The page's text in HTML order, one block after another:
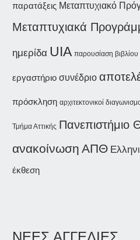
παρατάξεις Μεταπτυχιακό
Μεταπτυχιακά
ημερίδα UIA παρουσίαση βιβλίου
εργαστήριο συνέδριο
πρόσκληση αρχιτεκτονικοί
Τμήμα Αττικής Πανεπιστήμιο
ανακοίνωση ΑΠΘ
έκθεση
ΝΕΕΣ ΑΓΓΕΛΙΕΣ